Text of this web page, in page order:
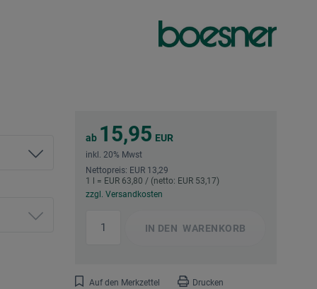
ab 15,95 EUR
inkl. 20% Mwst
Nettopreis: EUR 13,29
1 l = EUR 63,80 / (netto: EUR 53,17)
zzgl. Versandkosten
IN DEN WARENKORB
Auf den Merkzettel Drucken